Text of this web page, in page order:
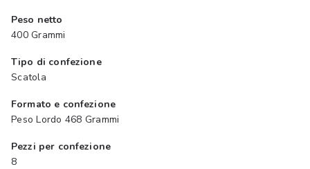
Peso netto
400 Grammi
Tipo di confezione
Scatola
Formato e confezione
Peso Lordo 468 Grammi
Pezzi per confezione
8